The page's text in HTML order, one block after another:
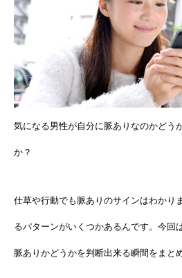
気になる男性が自分に脈ありなのかどう
か？
仕草や行動でも脈ありのサインはわかり
るパターンがいくつかあるんです。今回
脈ありかどうかを判断出来る瞬間をまと